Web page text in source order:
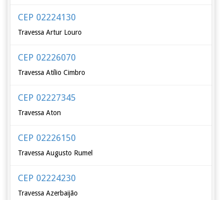
CEP 02224130
Travessa Artur Louro
CEP 02226070
Travessa Atílio Cimbro
CEP 02227345
Travessa Aton
CEP 02226150
Travessa Augusto Rumel
CEP 02224230
Travessa Azerbaijão